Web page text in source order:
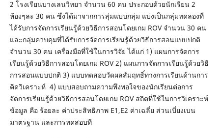
2 โรงเรียนบางเลนวิทยา จำนวน 60 คน ประกอบด้วยนักเรียน 2
ห้องๆละ 30 คน ซึ่งได้มาจากการสุ่มแบบกลุ่ม แบ่งเป็นกลุ่มทดลองที่
ได้รับการจัดการเรียนรู้ด้วยวิธีการสอนโดยเกม ROV จำนวน 30 คน
และกลุ่มควบคุมที่ได้รับการจัดการเรียนรู้ด้วยวิธีการสอนแบบปกติ
จำนวน 30 คน เครื่องมือที่ใช้ในการวิจัย ได้แก่ 1) แผนการจัดการ
เรียนรู้ด้วยวิธีการสอนโดยเกม ROV 2) แผนการจัดการเรียนรู้ด้วยวิธี
การสอนแบบปกติ 3) แบบทดสอบวัดผลสัมฤทธิ์ทางการเรียนด้านการ
คิดวิเคราะห์ 4) แบบสอบถามความพึงพอใจของนักเรียนต่อการ
จัดการเรียนรู้ด้วยวิธีการสอนโดยเกม ROV สถิตที่ใช้ในการวิเคราะห์
ข้อมูล คือ ร้อยละ ค่าประสิทธิภาพ E1,E2 ค่าเฉลี่ย ส่วนเบี่ยงเบน
มาตรฐาน และการทดสอบที